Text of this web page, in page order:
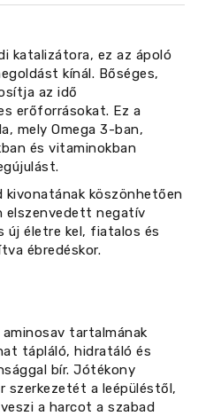
katalizátora, ez az ápoló
kínál. Bőséges,
az idő
erőforrásokat. Ez a
mely Omega 3-ban,
és vitaminokban
kivonatának köszönhetően
elszenvedett negatív
új életre kel, fiatalos és
ébredéskor.
tartalmának
tápláló, hidratáló és
bír. Jótékony
szerkezetét a leépüléstől,
a harcot a szabad